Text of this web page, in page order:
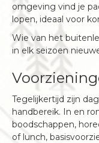
omgeving vind je
lopen, ideaal voor
Wie van het
in elk seizoen
Tegelijkertijd zijn
handbereik. In en
boodschappen,
of lunch,